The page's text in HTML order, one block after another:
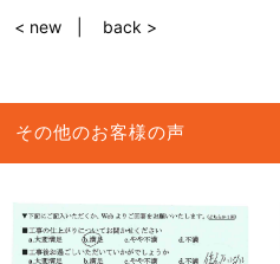
< new back >
その他のお客様の声